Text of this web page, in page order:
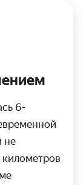
6-
не